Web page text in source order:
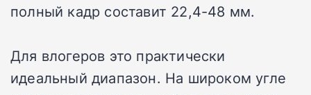
полный кадр составит 22,4-48 мм.
Для влогеров это практически
идеальный диапазон. На широком угле